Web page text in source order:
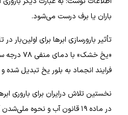
باران یا برف درست می‌شود.
«یخ
فرایند انجماد به بلور یخ تبدیل
در ماده ۱۹ قانون آب و